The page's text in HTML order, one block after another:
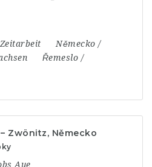
Německo /
Řemeslo /
Zwönitz, Německo
Aue